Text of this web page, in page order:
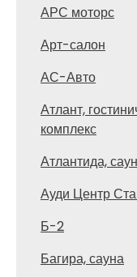
АРС моторс
Арт-салон
АС-Авто
Атлант,
комплекс
Атлантида,
Ауди Центр
Б-2
Багира, сауна